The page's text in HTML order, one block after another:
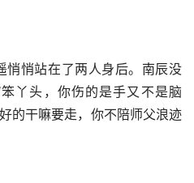
悄站在了两人身后。南辰没
丫头，你伤的是手又不是脑
的干嘛要走，你不陪师父浪迹